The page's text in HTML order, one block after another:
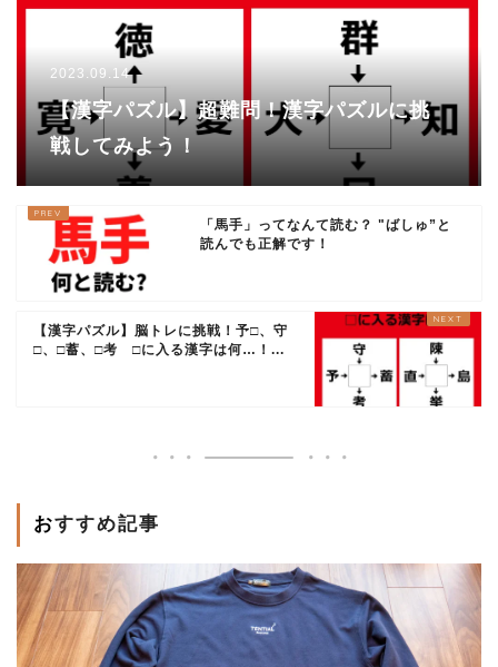
2023.09.14
【漢字パズル】超難問！漢字パズルに挑
戦してみよう！
「馬手」ってなんて読む？ "ばしゅ”と
読んでも正解です！
【漢字パズル】脳トレに挑戦！予□、守
□、□蓄、□考 □に入る漢字は何…！...
おすすめ記事